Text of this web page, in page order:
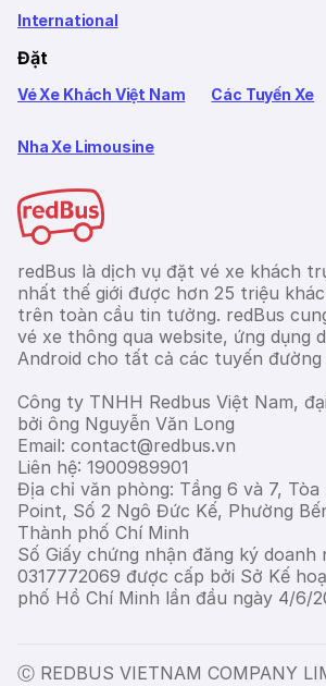
International
Đặt
Vé Xe Khách Việt Nam Các Tuyến Xe
Nha Xe Limousine
redBus là dịch vụ đặt vé xe khách
nhất thế giới được hơn 25 triệu
trên toàn cầu tin tưởng. redBus
vé xe thông qua website, ứng dụng
Android cho tất cả các tuyến đường
Công ty TNHH Redbus Việt Nam,
bởi ông Nguyễn Văn Long
Email: contact@redbus.vn
Liên hệ: 1900989901
Địa chỉ văn phòng: Tầng 6 và 7, Tòa
Point, Số 2 Ngô Đức Kế, Phường
Thành phố Chí Minh
Số Giấy chứng nhận đăng ký doanh
0317772069 được cấp bởi Sở Kế
phố Hồ Chí Minh lần đầu ngày 4/6/
Ⓒ REDBUS VIETNAM COMPANY